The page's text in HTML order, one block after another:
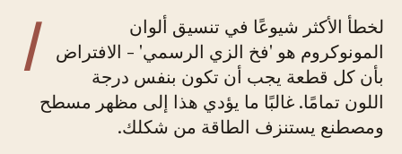
ا
لخطأ الأكثر شيوعًا في تنسيق ألوان
المونوكروم هو 'فخ الزي الرسمي' - الافتراض
بأن كل قطعة يجب أن تكون بنفس درجة
اللون تمامًا. غالبًا ما يؤدي هذا إلى مظهر مسطح
ومصطنع يستنزف الطاقة من شكلك.